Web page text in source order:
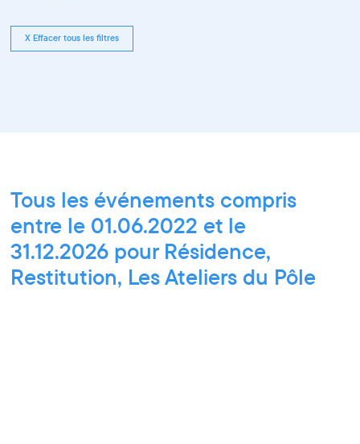
X Effacer tous les filtres
Tous les événements compris
entre le 01.06.2022 et le
31.12.2026 pour Résidence,
Restitution, Les Ateliers du Pôle